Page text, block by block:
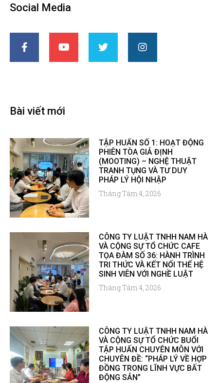
Social Media
Bài viết mới
TẬP HUẤN SỐ 1: HOẠT ĐỘNG
PHIÊN TÒA GIẢ ĐỊNH
(MOOTING) – NGHỆ THUẬT
TRANH TỤNG VÀ TƯ DUY
PHÁP LÝ HỘI NHẬP
Tháng Tám 4, 2026
CÔNG TY LUẬT TNHH NAM HÀ
VÀ CỘNG SỰ TỔ CHỨC CAFE
TỌA ĐÀM SỐ 36: HÀNH TRÌNH
TRI THỨC VÀ KẾT NỐI THẾ HỆ
SINH VIÊN VỚI NGHỀ LUẬT
Tháng Tám 4, 2026
CÔNG TY LUẬT TNHH NAM HÀ
VÀ CỘNG SỰ TỔ CHỨC BUỔI
TẬP HUẤN CHUYÊN MÔN VỚI
CHUYÊN ĐỀ: “PHÁP LÝ VỀ HỢP
ĐỒNG TRONG LĨNH VỰC BẤT
ĐỘNG SẢN”